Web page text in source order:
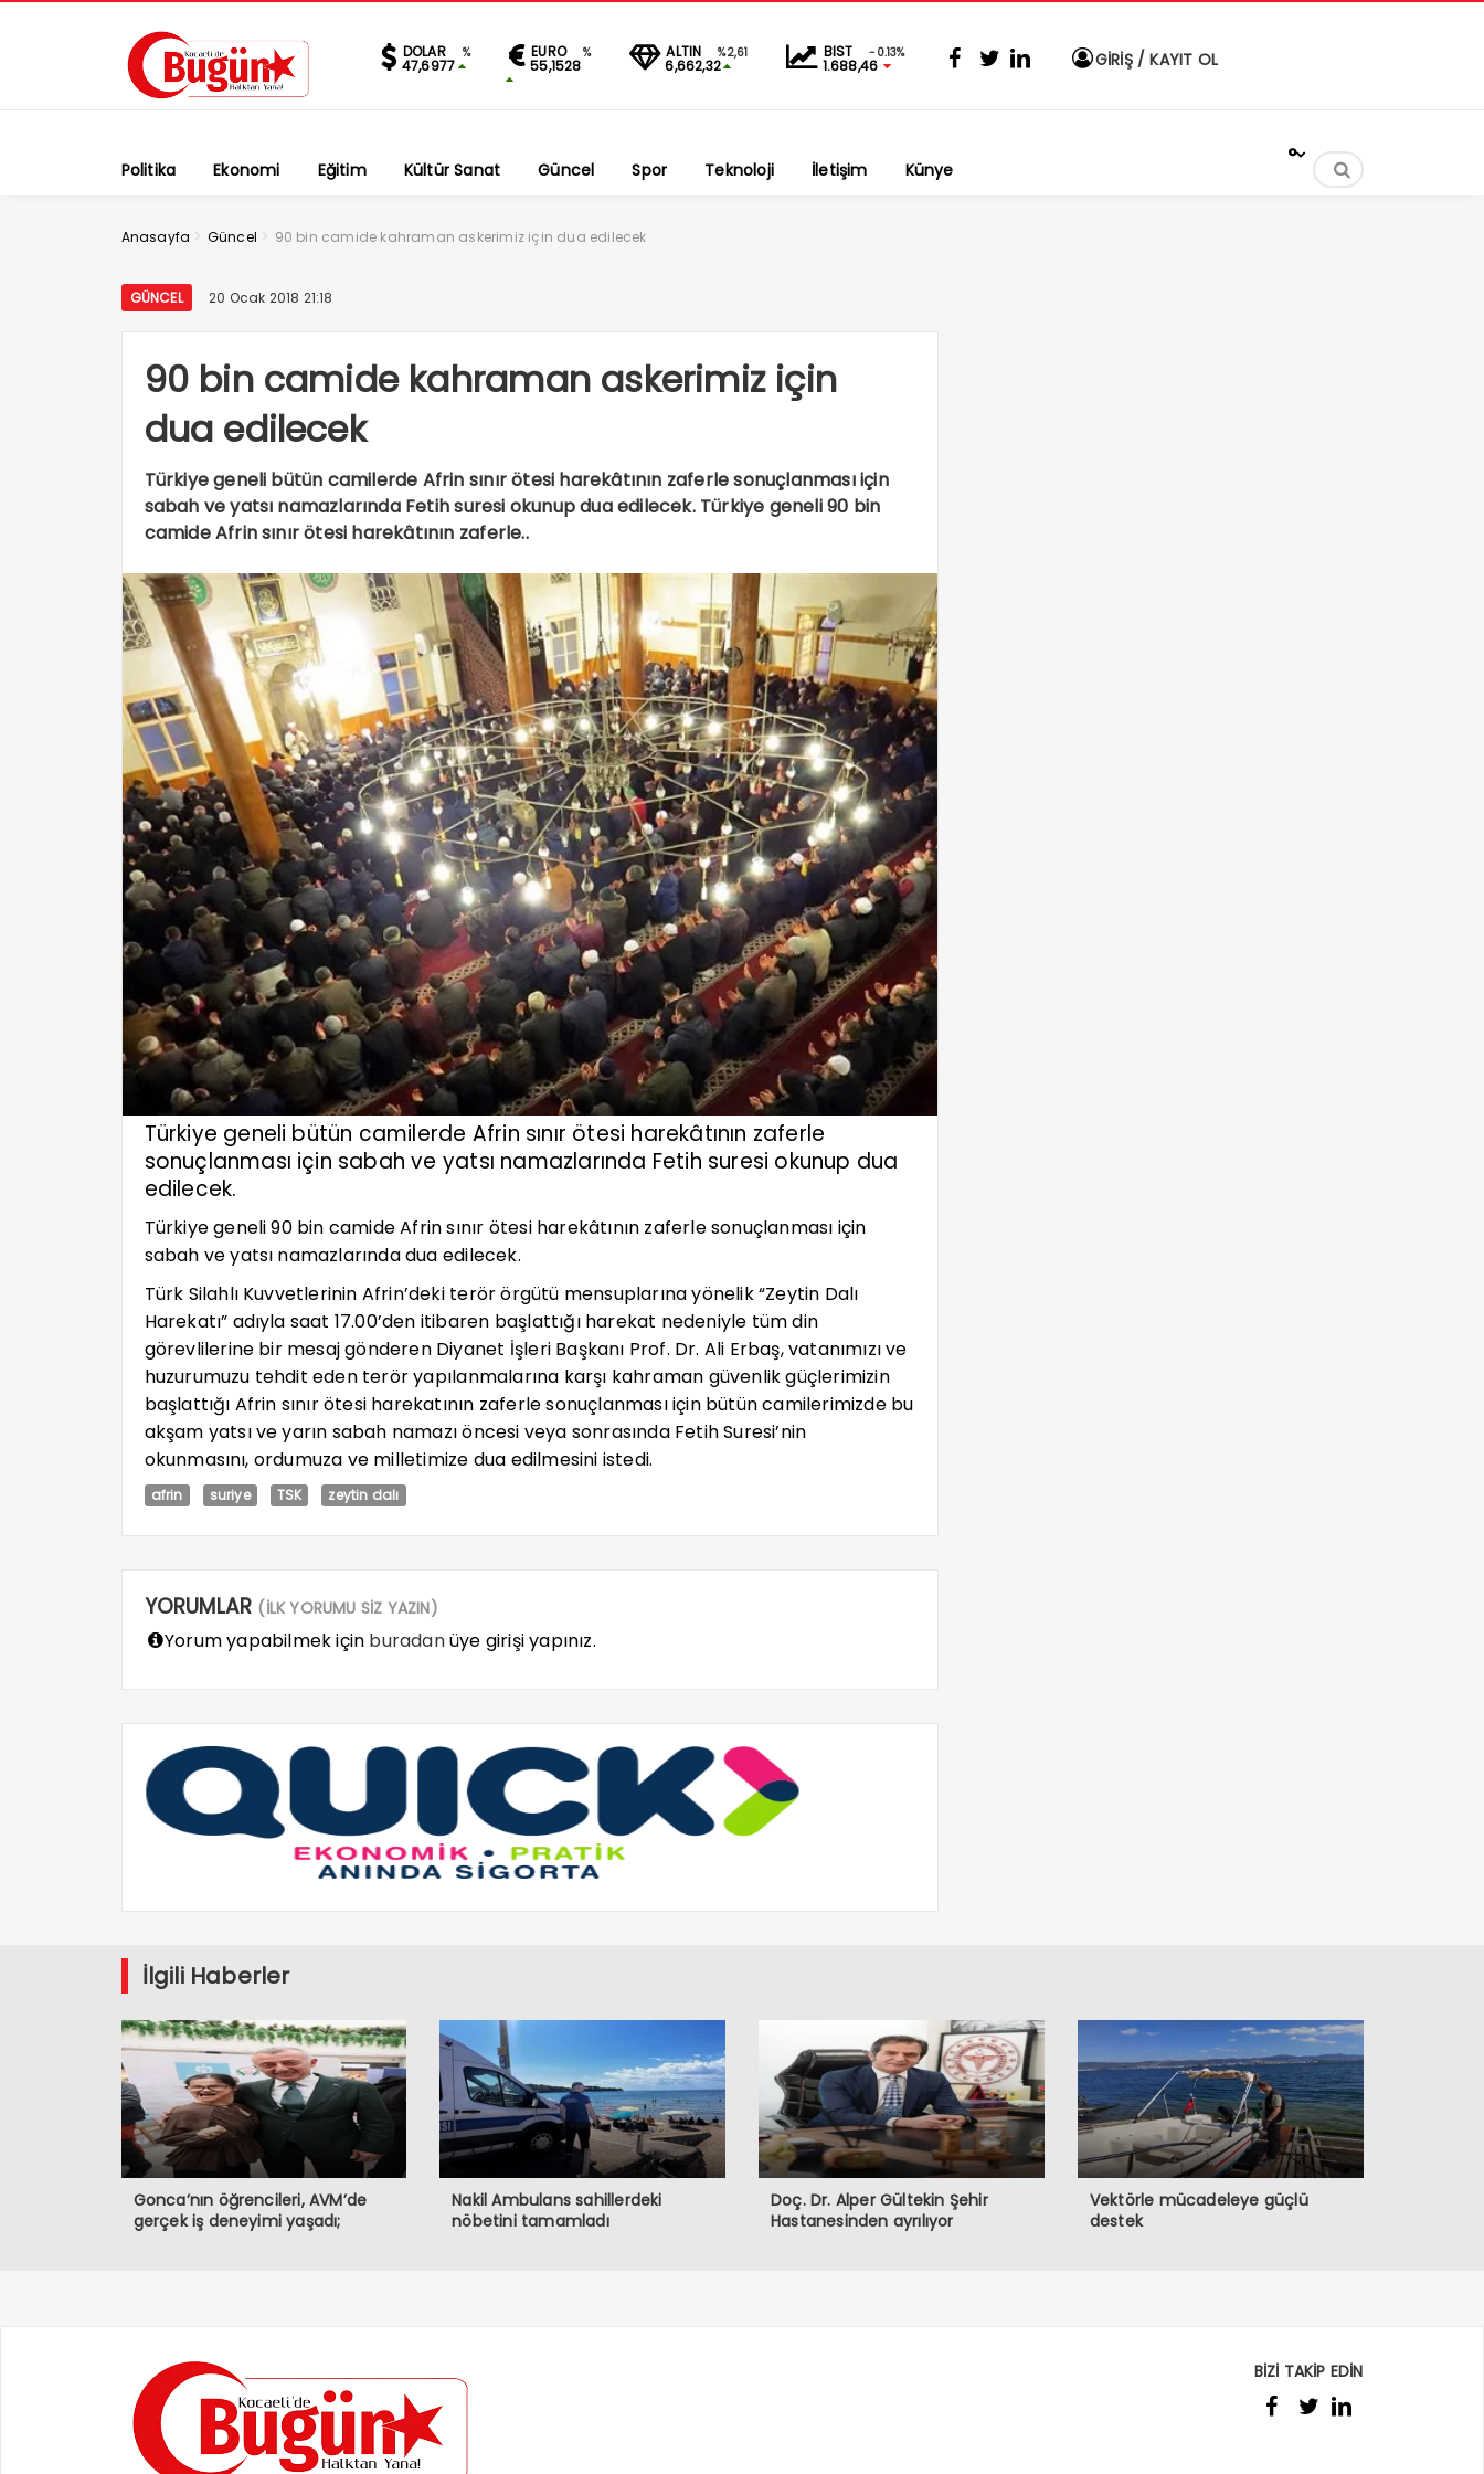
DOLAR %
47,6977
EURO %
55,1528
ALTIN %2,61
6,662,32
BIST -0.13%
1.688,46 GİRİŞ / KAYIT OL
Politika Ekonomi Eğitim Kültür Sanat Güncel Spor Teknoloji İletişim Künye
°
Anasayfa > Güncel > 90 bin camide kahraman askerimiz için dua edilecek
GÜNCEL 20 Ocak 2018 21:18
90 bin camide kahraman askerimiz için
dua edilecek
Türkiye geneli bütün camilerde Afrin sınır ötesi harekâtının zaferle sonuçlanması için
sabah ve yatsı namazlarında Fetih suresi okunup dua edilecek. Türkiye geneli 90 bin
camide Afrin sınır ötesi harekâtının zaferle..
Türkiye geneli bütün camilerde Afrin sınır ötesi harekâtının zaferle
sonuçlanması için sabah ve yatsı namazlarında Fetih suresi okunup dua
edilecek.
Türkiye geneli 90 bin camide Afrin sınır ötesi harekâtının zaferle sonuçlanması için
sabah ve yatsı namazlarında dua edilecek.
Türk Silahlı Kuvvetlerinin Afrin’deki terör örgütü mensuplarına yönelik “Zeytin Dalı
Harekatı” adıyla saat 17.00’den itibaren başlattığı harekat nedeniyle tüm din
görevlilerine bir mesaj gönderen Diyanet İşleri Başkanı Prof. Dr. Ali Erbaş, vatanımızı ve
huzurumuzu tehdit eden terör yapılanmalarına karşı kahraman güvenlik güçlerimizin
başlattığı Afrin sınır ötesi harekatının zaferle sonuçlanması için bütün camilerimizde bu
akşam yatsı ve yarın sabah namazı öncesi veya sonrasında Fetih Suresi’nin
okunmasını, ordumuza ve milletimize dua edilmesini istedi.
afrin suriye TSK zeytin dalı
YORUMLAR (İLK YORUMU SİZ YAZIN)
Yorum yapabilmek için buradanüye girişi yapınız.
İlgili Haberler
Gonca’nın öğrencileri, AVM’de
gerçek iş deneyimi yaşadı;
Nakil Ambulans sahillerdeki
nöbetini tamamladı
Doç. Dr. Alper Gültekin Şehir
Hastanesinden ayrılıyor
Vektörle mücadeleye güçlü
destek
BİZİ TAKİP EDİN